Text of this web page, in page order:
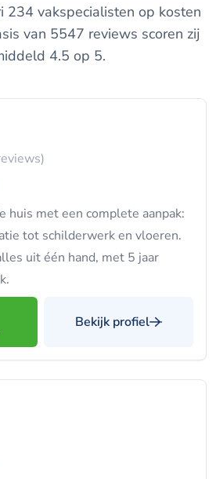
234 vakspecialisten op kosten
van 5547 reviews scoren zij
4.5 op 5.
huis met een complete aanpak:
tot schilderwerk en vloeren.
uit één hand, met 5 jaar
Bekijk profiel